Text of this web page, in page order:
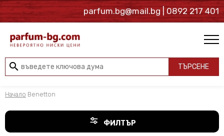
parfum.bg@mail.bg | 0892 217 401
search ТЪРСЕНЕ
Начало Benetton
ФИЛТЪР